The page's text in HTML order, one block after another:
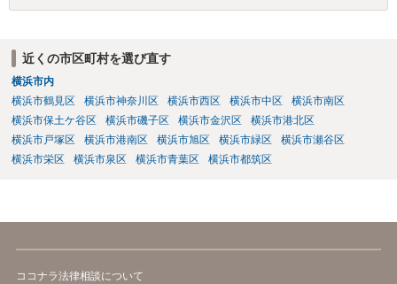
近くの市区町村を選び直す
横浜市内
横浜市鶴見区
横浜市神奈川区 横浜市西区 横浜市中区
横浜市南区
横浜市保土ケ谷区
横浜市磯子区 横浜市金沢区
横浜市港北区
横浜市戸塚区
横浜市港南区 横浜市旭区 横浜市緑区
横浜市瀬谷区
横浜市栄区
横浜市泉区 横浜市青葉区 横浜市都筑区
ココナラ法律相談について